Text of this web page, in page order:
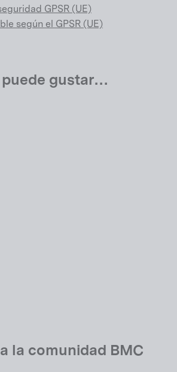
GPSR (UE)
según el GPSR (UE)
puede gustar…
la comunidad BMC